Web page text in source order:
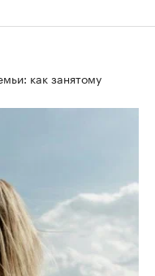
как занятому